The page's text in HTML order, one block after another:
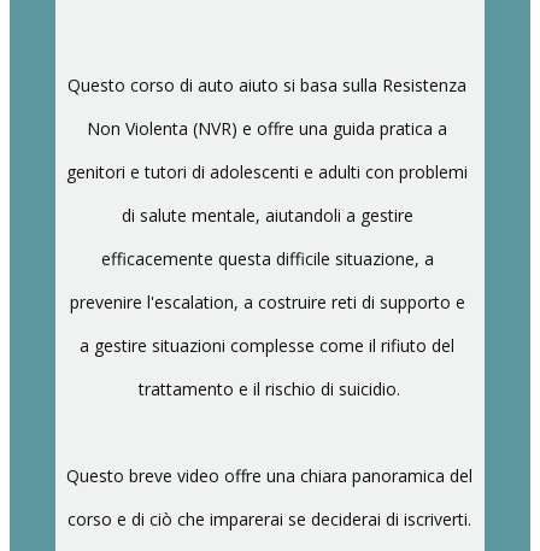
Questo corso di auto aiuto si basa sulla Resistenza
Non Violenta (NVR) e offre una guida pratica a
genitori e tutori di adolescenti e adulti con problemi
di salute mentale, aiutandoli a gestire
efficacemente questa difficile situazione, a
prevenire l'escalation, a costruire reti di supporto e
a gestire situazioni complesse come il rifiuto del
trattamento e il rischio di suicidio.
Questo breve video offre una chiara panoramica del
corso e di ciò che imparerai se deciderai di iscriverti.